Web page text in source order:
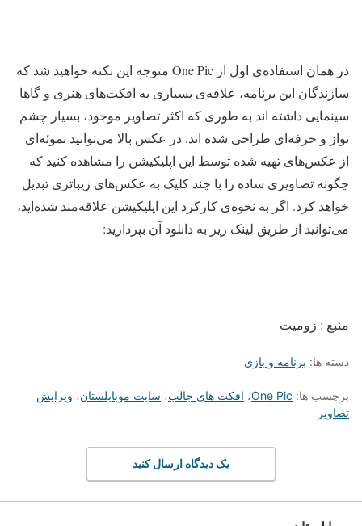
در همان استفاده‌ی اول از One Pic متوجه این نکته خواهید شد که
سازندگان این برنامه، علاقه‌ی بسیاری به افکت‌های هنری و گاها
سینمایی داشته اند به طوری که اکثر تصاویر موجود، بسیار چشم
نواز و حرفه‌ای طراحی شده اند. در عکس بالا می‌توانید نموئه‌ای
از عکس‌های تهیه شده توسط این اپلیکیشن را مشاهده کنید که
چگونه تصاویری ساده را با چند کلیک به عکس‌های زیباتری تبدیل
خواهد کرد. اگر به نحوه‌ی کارکرد این اپلیکیشن علاقه‌مند شده‌اید،
می‌توانید از طریق لینک‌ زیر به دانلود آن بپردازید:
منبع : زومیت
دسته ها: برنامه و بازی
برچسب ها: One Pic، افکت های جالب، سایت موبایلستان، ویرایش
تصاویر
یک دیدگاه ارسال کنید